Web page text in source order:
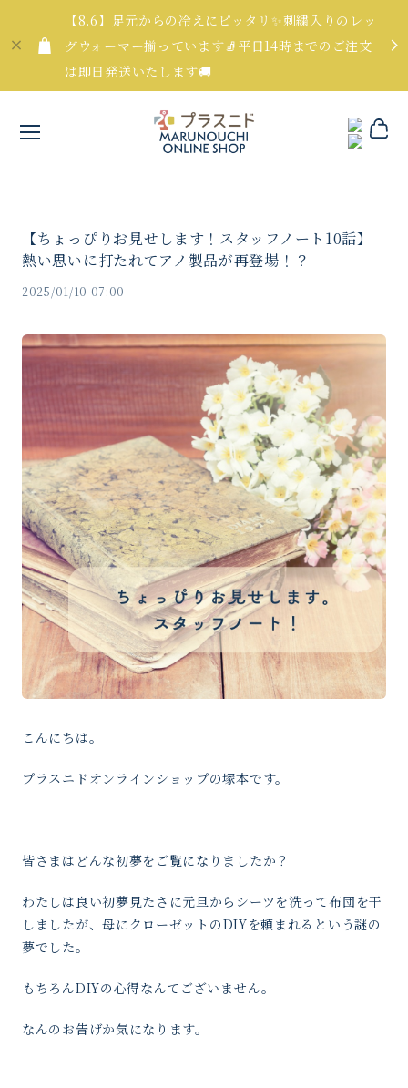
【8.6】足元からの冷えにピッタリ✨刺繍入りのレッ
グウォーマー揃っています🧦平日14時までのご注文
は即日発送いたします🚚
【ちょっぴりお見せします！スタッフノート10話】
熱い思いに打たれてアノ製品が再登場！？
2025/01/10 07:00
こんにちは。
プラスニドオンラインショップの塚本です。
皆さまはどんな初夢をご覧になりましたか？
わたしは良い初夢見たさに元旦からシーツを洗って布団を干
しましたが、母にクローゼットのDIYを頼まれるという謎の
夢でした。
もちろんDIYの心得なんてございません。
なんのお告げか気になります。